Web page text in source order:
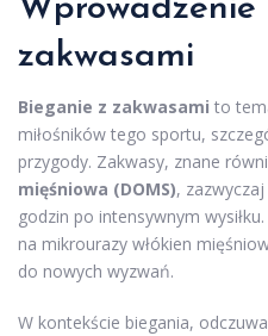
zakwasami
Bieganie z zakwasami to
miłośników tego sportu,
przygody. Zakwasy, znane
mięśniowa (DOMS),
godzin po intensywnym
na mikrourazy włókien
do nowych wyzwań.
W kontekście biegania,